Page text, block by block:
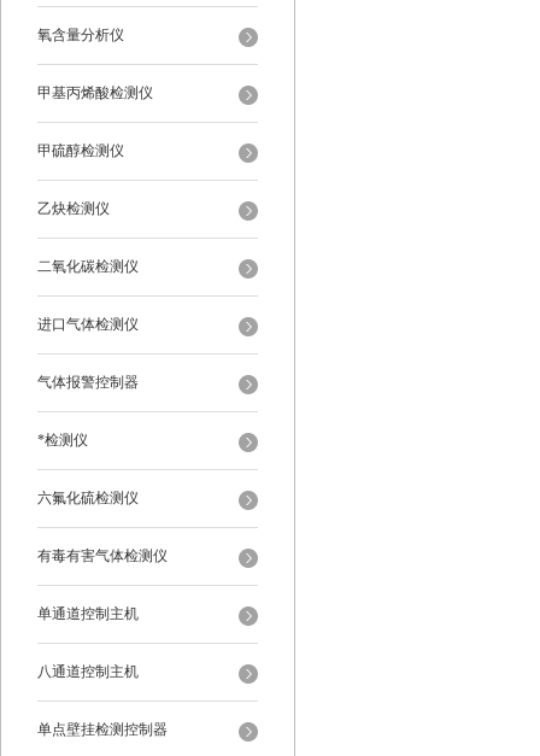
氧含量分析仪
甲基丙烯酸检测仪
甲硫醇检测仪
乙炔检测仪
二氧化碳检测仪
进口气体检测仪
气体报警控制器
*检测仪
六氟化硫检测仪
有毒有害气体检测仪
单通道控制主机
八通道控制主机
单点壁挂检测控制器